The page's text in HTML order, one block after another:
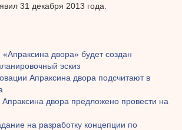
31 декабря 2013 года.
двора» будет создан
эскиз
Апраксина двора подсчитают в
Апраксина двора предложено провести на
на разработку концепции по